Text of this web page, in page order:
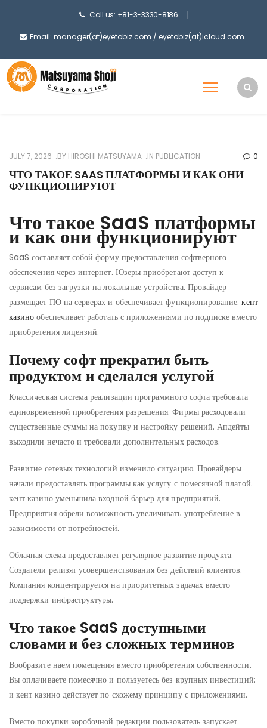
Call us: +81-3-3330-8186
Email: manager(at)eyetobiz.com / eyetobiz(at)icloud.com
JULY 7, 2026 BY HIROSHI MATSUYAMA IN PUBLICATION 0
ЧТО ТАКОЕ SAAS ПЛАТФОРМЫ И КАК ОНИ
ФУНКЦИОНИРУЮТ
Что такое SaaS платформы
и как они функционируют
SaaS составляет собой форму предоставления софтверного
обеспечения через интернет. Юзеры приобретают доступ к
сервисам без загрузки на локальные устройства. Провайдер
размещает ПО на серверах и обеспечивает функционирование.кент
казино обеспечивает работать с приложениями по подписке вместо
приобретения лицензий.
Почему софт прекратил быть
продуктом и сделался услугой
Классическая система реализации программного софта требовала
единовременной приобретения разрешения. Фирмы расходовали
существенные суммы на покупку и настройку решений. Апдейты
выходили нечасто и требовали дополнительных расходов.
Развитие сетевых технологий изменило ситуацию. Провайдеры
начали предоставлять программы как услугу с помесячной платой.
кент казино уменьшила входной барьер для предприятий.
Предприятия обрели возможность увеличивать употребление в
зависимости от потребностей.
Облачная схема предоставляет регулярное развитие продукта.
Создатели релизят усовершенствования без действий клиентов.
Компания концентрируется на приоритетных задачах вместо
поддержки инфраструктуры.
Что такое SaaS доступными
словами и без сложных терминов
Вообразите наем помещения вместо приобретения собственности.
Вы оплачиваете помесячно и пользуетесь без крупных инвестиций:
и кент казино действует по схожему принципу с приложениями.
Вместо покупки коробочной редакции пользователь запускает